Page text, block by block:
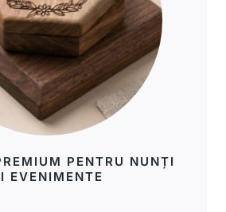
PENTRU NUNȚI
EVENIMENTE